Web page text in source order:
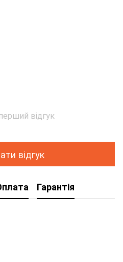
відгук
відгук
Гарантія